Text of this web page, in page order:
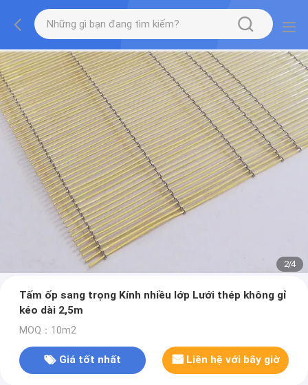
2/4
Tấm ốp sang trọng Kính nhiều lớp Lưới thép không gỉ
kéo dài 2,5m
MOQ：10m2
Giá tốt nhất Liên hệ với bây giờ